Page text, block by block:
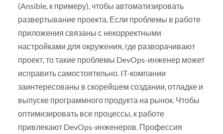
(Ansible, к примеру), чтобы автоматизировать
развертывание проекта. Если проблемы в работе
приложения связаны с некорректными
настройками для окружения, где разворачивают
проект, то такие проблемы DevOps-инженер может
исправить самостоятельно. IT-компании
заинтересованы в скорейшем создании, отладке и
выпуске программного продукта на рынок. Чтобы
оптимизировать все процессы, к работе
привлекают DevOps-инженеров. Профессия